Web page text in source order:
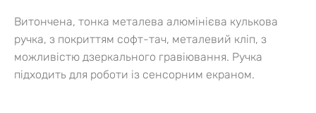
Витончена, тонка металева алюмінієва кулькова
ручка, з покриттям софт-тач, металевий кліп, з
можливістю дзеркального гравіювання. Ручка
підходить для роботи із сенсорним екраном.